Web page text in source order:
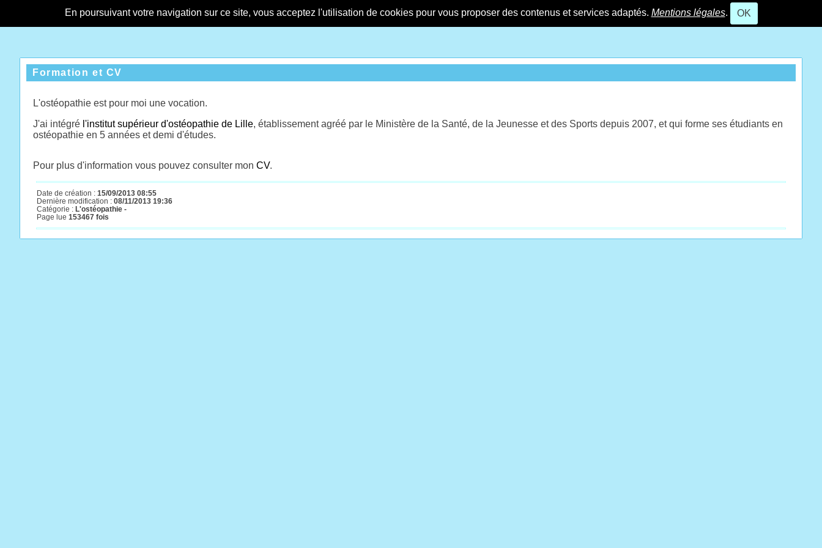
En poursuivant votre navigation sur ce site, vous acceptez l'utilisation de cookies pour vous proposer des contenus et services adaptés. Mentions légales. OK
Formation et CV
L'ostéopathie est pour moi une vocation.
J'ai intégré l'institut supérieur d'ostéopathie de Lille, établissement agréé par le Ministère de la Santé, de la Jeunesse et des Sports depuis 2007, et qui forme ses étudiants en
ostéopathie en 5 années et demi d'études.
Pour plus d'information vous pouvez consulter mon CV.
Date de création : 15/09/2013 08:55
Dernière modification : 08/11/2013 19:36
Catégorie : L'ostéopathie -
Page lue 153467 fois